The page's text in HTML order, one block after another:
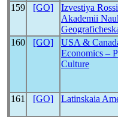
159
[GO]
Izvestiya
Akademii
160 [GO]
USA &
Economics –
Culture
161
[GO] Latinskaia